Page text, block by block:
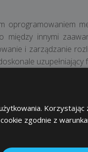
oprogramowaniem
między innymi
i zarządzanie
GT. Co więcej,
ofercie
Korzystając
zgodnie z